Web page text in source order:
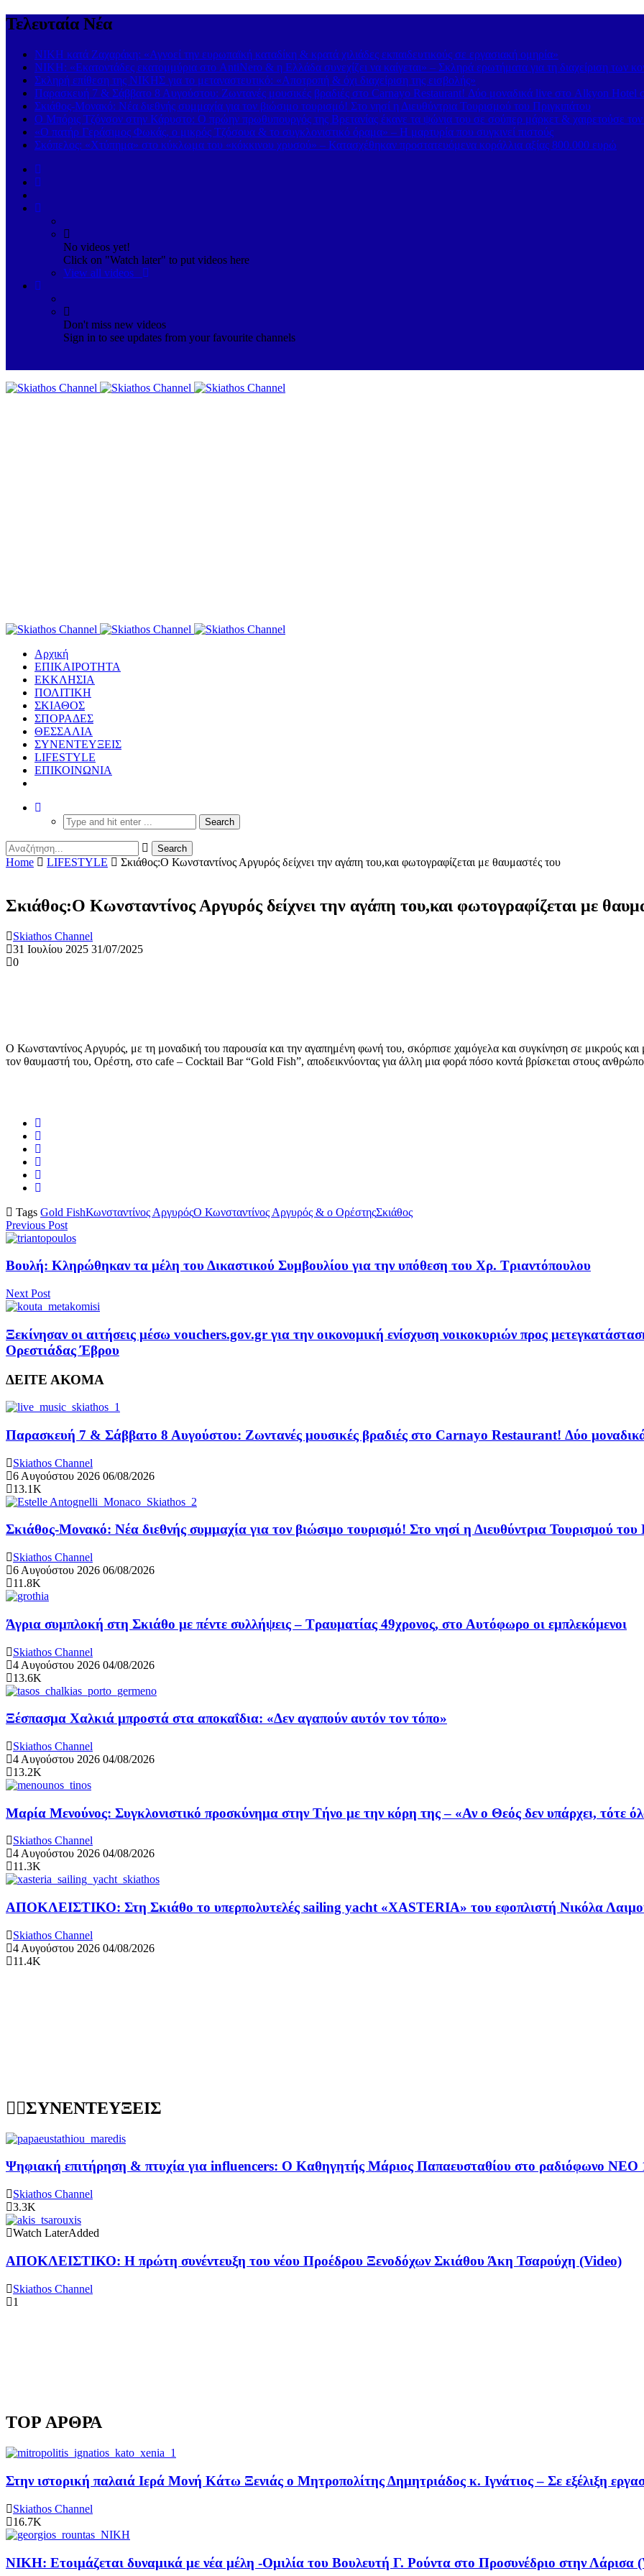
Τελευταία Νέα
ΝΙΚΗ κατά Ζαχαράκη: «Αγνοεί την ευρωπαϊκή καταδίκη & κρατά χιλιάδες εκπαιδευτικούς σε εργασιακή ομηρία»
ΝΙΚΗ: «Εκατοντάδες εκατομμύρια στο AntiNero & η Ελλάδα συνεχίζει να καίγεται» – Σκληρά ερωτήματα για τη διαχείριση των
Σκληρή επίθεση της ΝΙΚΗΣ για το μεταναστευτικό: «Αποτροπή & όχι διαχείριση της εισβολής»
Παρασκευή 7 & Σάββατο 8 Αυγούστου: Ζωντανές μουσικές βραδιές στο Carnayo Restaurant! Δύο μοναδικά live στο Alkyon Hotel
Σκιάθος-Μονακό: Νέα διεθνής συμμαχία για τον βιώσιμο τουρισμό! Στο νησί η Διευθύντρια Τουρισμού του Πριγκιπάτου
Ο Μπόρις Τζόνσον στην Κάρυστο: Ο πρώην πρωθυπουργός της Βρετανίας έκανε τα ψώνια του σε σούπερ μάρκετ & χαιρετούσε
«Ο πατήρ Γεράσιμος Φωκάς, ο μικρός Τζόσουα & το συγκλονιστικό όραμα» – Η μαρτυρία που συγκινεί πιστούς
Σκόπελος: «Χτύπημα» στο κύκλωμα του «κόκκινου χρυσού» – Κατασχέθηκαν προστατευόμενα κοράλλια αξίας 800.000 ευρώ
No videos yet!
Click on "Watch later" to put videos here
View all videos
Don't miss new videos
Sign in to see updates from your favourite channels
Αρχική
ΕΠΙΚΑΙΡΟΤΗΤΑ
ΕΚΚΛΗΣΙΑ
ΠΟΛΙΤΙΚΗ
ΣΚΙΑΘΟΣ
ΣΠΟΡΑΔΕΣ
ΘΕΣΣΑΛΙΑ
ΣΥΝΕΝΤΕΥΞΕΙΣ
LIFESTYLE
ΕΠΙΚΟΙΝΩΝΙΑ
Home LIFESTYLE Σκιάθος:Ο Κωνσταντίνος Αργυρός δείχνει την αγάπη του,και φωτογραφίζεται με θαυμαστές του
Σκιάθος:Ο Κωνσταντίνος Αργυρός δείχνει την αγάπη του,και φωτογραφίζεται με
Skiathos Channel
31 Ιουλίου 2025 31/07/2025
0
Ο Κωνσταντίνος Αργυρός, με τη μοναδική του παρουσία και την αγαπημένη φωνή του, σκόρπισε χαμόγελα και συγκίνηση σε μικρούς
τον θαυμαστή του, Ορέστη, στο cafe – Cocktail Bar “Gold Fish”, αποδεικνύοντας για άλλη μια φορά πόσο κοντά βρίσκεται στους
Tags Gold FishΚωνσταντίνος ΑργυρόςΟ Κωνσταντίνος Αργυρός & ο ΟρέστηςΣκιάθος
Previous Post
Βουλή: Κληρώθηκαν τα μέλη του Δικαστικού Συμβουλίου για την υπόθεση του Χρ. Τριαντόπουλου
Next Post
Ξεκίνησαν οι αιτήσεις μέσω vouchers.gov.gr για την οικονομική ενίσχυση νοικοκυριών προς
Ορεστιάδας Έβρου
ΔΕΙΤΕ ΑΚΟΜΑ
Παρασκευή 7 & Σάββατο 8 Αυγούστου: Ζωντανές μουσικές βραδιές στο Carnayo Restaurant! Δύο
Skiathos Channel
6 Αυγούστου 2026 06/08/2026
13.1K
Σκιάθος-Μονακό: Νέα διεθνής συμμαχία για τον βιώσιμο τουρισμό! Στο νησί η Διευθύντρια Τουρισμού του
Skiathos Channel
6 Αυγούστου 2026 06/08/2026
11.8K
Άγρια συμπλοκή στη Σκιάθο με πέντε συλλήψεις – Τραυματίας 49χρονος, στο Αυτόφωρο οι εμπλεκόμενοι
Skiathos Channel
4 Αυγούστου 2026 04/08/2026
13.6K
Ξέσπασμα Χαλκιά μπροστά στα αποκαΐδια: «Δεν αγαπούν αυτόν τον τόπο»
Skiathos Channel
4 Αυγούστου 2026 04/08/2026
13.2K
Μαρία Μενούνος: Συγκλονιστικό προσκύνημα στην Τήνο με την κόρη της – «Αν ο Θεός δεν υπάρχει, τότε
Skiathos Channel
4 Αυγούστου 2026 04/08/2026
11.3K
ΑΠΟΚΛΕΙΣΤΙΚΟ: Στη Σκιάθο το υπερπολυτελές sailing yacht «XASTERIA» του εφοπλιστή Νικόλα
Skiathos Channel
4 Αυγούστου 2026 04/08/2026
11.4K
ΣΥΝΕΝΤΕΥΞΕΙΣ
Ψηφιακή επιτήρηση & πτυχία για influencers: Ο Καθηγητής Μάριος Παπαευσταθίου στο ραδιόφωνο NEO
Skiathos Channel
3.3K
Watch LaterAdded
ΑΠΟΚΛΕΙΣΤΙΚΟ: Η πρώτη συνέντευξη του νέου Προέδρου Ξενοδόχων Σκιάθου Άκη Τσαρούχη (Video)
Skiathos Channel
1
TOP ΑΡΘΡΑ
Στην ιστορική παλαιά Ιερά Μονή Κάτω Ξενιάς ο Μητροπολίτης Δημητριάδος κ. Ιγνάτιος – Σε εξέλιξη
Skiathos Channel
16.7K
ΝΙΚΗ: Ετοιμάζεται δυναμικά με νέα μέλη -Ομιλία του Βουλευτή Γ. Ρούντα στο Προσυνέδριο στην Λάρισα